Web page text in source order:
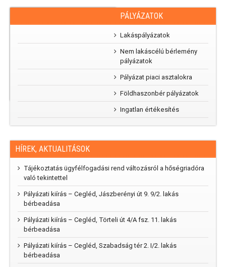
parkunk, mi
PÁLYÁZATOK
Lakáspályázatok
Nem lakáscélú bérlemény
pályázatok
Pályázat piaci asztalokra
Földhaszonbér pályázatok
Ingatlan értékesítés
HÍREK, AKTUALITÁSOK
Tájékoztatás ügyfélfogadási rend változásról a hőségriadóra
való tekintettel
Pályázati kiírás – Cegléd, Jászberényi út 9. 9/2. lakás
bérbeadása
Pályázati kiírás – Cegléd, Törteli út 4/A fsz. 11. lakás
bérbeadása
Pályázati kiírás – Cegléd, Szabadság tér 2. I/2. lakás
bérbeadása